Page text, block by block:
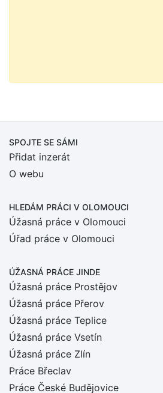
SPOJTE SE SÁMI
Přidat inzerát
O webu
HLEDÁM PRÁCI V OLOMOUCI
Úžasná práce v Olomouci
Úřad práce v Olomouci
ÚŽASNÁ PRÁCE JINDE
Úžasná práce Prostějov
Úžasná práce Přerov
Úžasná práce Teplice
Úžasná práce Vsetín
Úžasná práce Zlín
Práce Břeclav
Práce České Budějovice